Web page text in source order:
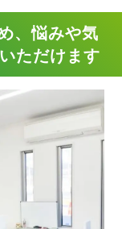
、悩みや気
ただけます